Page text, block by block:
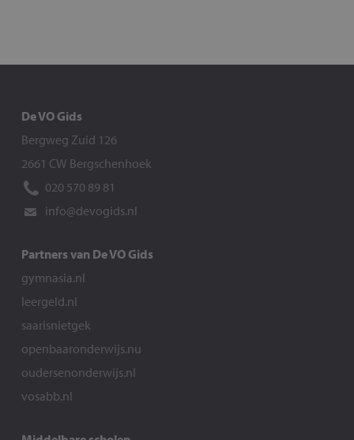
De VO Gids
Bergweg Zuid 126
2661 CW Bergschenhoek
020 570 89 81
info@devogids.nl
Partners van De VO Gids
gymnasia.nl
leergeld.nl
saarisnietgek
openbaaronderwijs.nu
oudersenonderwijs.nl
vosabb.nl